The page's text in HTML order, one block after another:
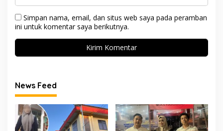
Simpan nama, email, dan situs web saya pada peramban
ini untuk komentar saya berikutnya.
News Feed